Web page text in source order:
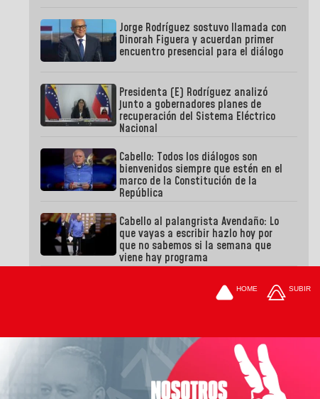
Jorge Rodríguez sostuvo llamada con
Dinorah Figuera y acuerdan primer
encuentro presencial para el diálogo
Presidenta (E) Rodríguez analizó
junto a gobernadores planes de
recuperación del Sistema Eléctrico
Nacional
Cabello: Todos los diálogos son
bienvenidos siempre que estén en el
marco de la Constitución de la
República
Cabello al palangrista Avendaño: Lo
que vayas a escribir hazlo hoy por
que no sabemos si la semana que
viene hay programa
HOME SUBIR